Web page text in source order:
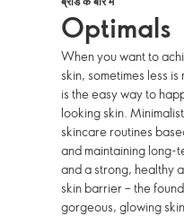
Optimals
When you want to
skin, sometimes less
is the easy way to
looking skin.
skincare routines
and maintaining long-
and a strong, healthy
skin barrier – the
gorgeous, glowing